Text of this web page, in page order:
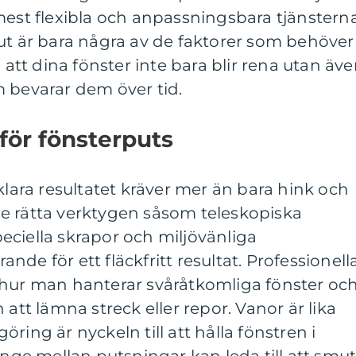
flexibla och anpassningsbara
är bara några av de faktorer som behöver
dina fönster inte bara blir rena utan
bevarar dem över tid.
fönsterputs
resultatet kräver mer än bara hink och
rätta verktygen såsom teleskopiska
skrapor och miljövänliga
för ett fläckfritt resultat.
man hanterar svåråtkomliga fönster
lämna streck eller repor. Vanor är lika
är nyckeln till att hålla fönstren i